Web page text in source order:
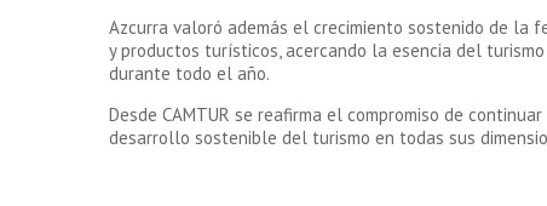
Azcurra valoró además el crecimiento sostenido de la
y productos turísticos, acercando la esencia del
durante todo el año.
Desde CAMTUR se reafirma el compromiso de
desarrollo sostenible del turismo en todas sus